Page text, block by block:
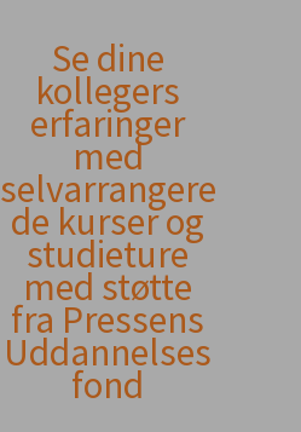
Andet
indhold
Se dine
kollegers
erfaringer
med
selvarrangere
de kurser og
studieture
med støtte
fra Pressens
Uddannelses
fond